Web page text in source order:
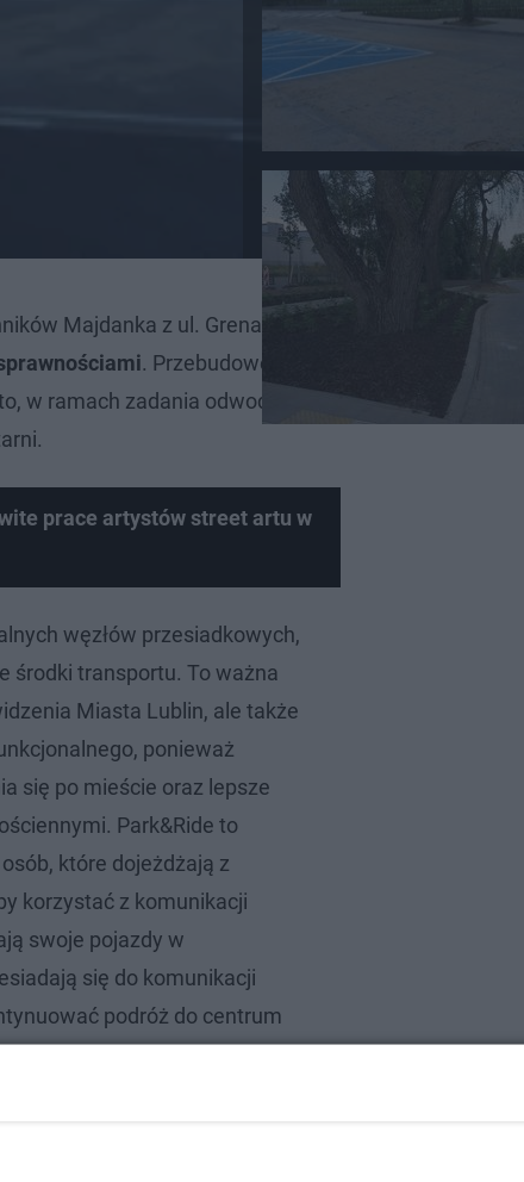
Majdanka z ul. Grenadierów powstał obiekt o
. Przebudowę przeszedł również odcinek
w ramach zadania odwodniono teren oraz
prace artystów street artu w
węzłów przesiadkowych,
środki transportu. To ważna
Miasta Lublin, ale także
ponieważ
się po mieście oraz lepsze
Park&Ride to
które dojeżdżają z
korzystać z komunikacji
swoje pojazdy w
się do komunikacji
podróż do centrum
Zastępca Prezydenta Miasta
mostu przy ul. Żeglarskiej w Lublinie